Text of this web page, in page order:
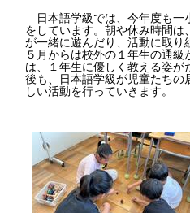
日本語学級では、今年度も一
をしています。朝や休み時間
が一緒に遊んだり、活動に取り
５月からは校外の１年生の通
は、１年生に優しく教える姿
後も、日本語学級が児童たち
しい活動を行っていきます。